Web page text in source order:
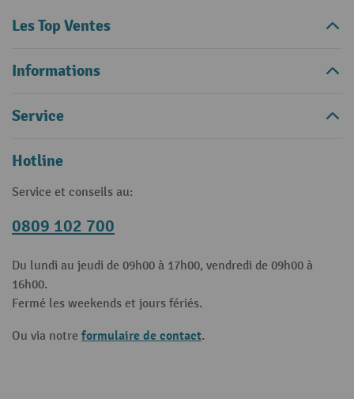
Les Top Ventes
Informations
Service
Hotline
Service et conseils au:
0809 102 700
Du lundi au jeudi de 09h00 à 17h00, vendredi de 09h00 à
16h00.
Fermé les weekends et jours fériés.
Ou via notre formulaire de contact.